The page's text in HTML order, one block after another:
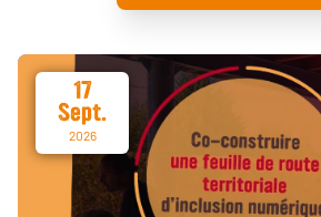
17
Sept.
2026